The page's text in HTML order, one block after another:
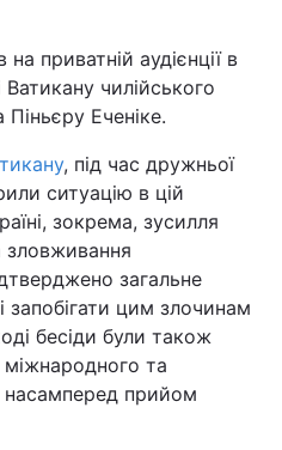
Львів
Харків
Наука
Лайт
Інциденти
приватній аудієнції в
чилійського
Еченіке.
, під час дружньої
ситуацію в цій
зокрема, зусилля
загальне
запобігати цим злочинам
бесіди були також
міжнародного та
насамперед прийом